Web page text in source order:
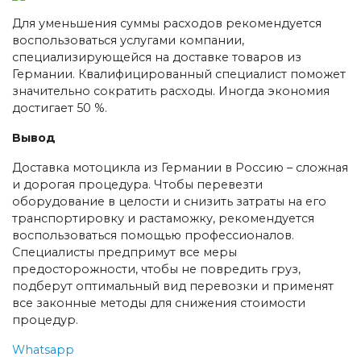
Для уменьшения суммы расходов рекомендуется
воспользоваться услугами компании,
специализирующейся на доставке товаров из
Германии. Квалифицированный специалист поможет
значительно сократить расходы. Иногда экономия
достигает 50 %.
Вывод
Доставка мотоцикла из Германии в Россию – сложная
и дорогая процедура. Чтобы перевезти
оборудование в целости и снизить затраты на его
транспортировку и растаможку, рекомендуется
воспользоваться помощью профессионалов.
Специалисты предпримут все меры
предосторожности, чтобы не повредить груз,
подберут оптимальный вид перевозки и применят
все законные методы для снижения стоимости
процедур.
Whatsapp